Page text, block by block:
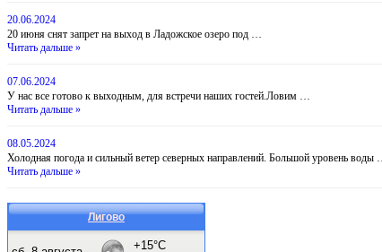
20.06.2024
20 июня снят запрет на выход в Ладожское озеро под …
Читать дальше »
07.06.2024
У нас все готово к выходным, для встречи наших гостей.Ловим …
Читать дальше »
08.05.2024
Холодная погода и сильный ветер северных направлений. Большой уровень воды …
Читать дальше »
Лигово